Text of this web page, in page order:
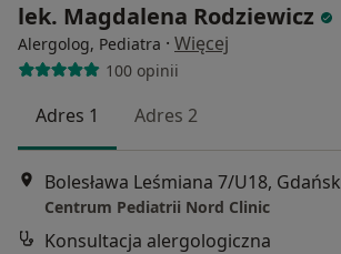
lek. Magdalena Rodziewicz
Alergolog, Pediatra · Więcej
100 opinii
Adres 1 Adres 2
Bolesława Leśmiana 7/U18, Gdańsk
Centrum Pediatrii Nord Clinic
Konsultacja alergologiczna